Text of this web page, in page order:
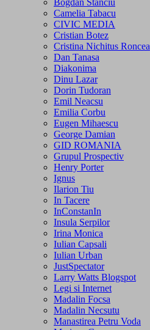
Camelia Tabacu
CIVIC MEDIA
Cristian Botez
Cristina Nichitus Roncea
Dan Tanasa
Diakonima
Dinu Lazar
Dorin Tudoran
Emil Neacsu
Emilia Corbu
Eugen Mihaescu
George Damian
GID ROMANIA
Grupul Prospectiv
Henry Porter
Ignus
Ilarion Tiu
In Tacere
InConstanIn
Insula Serpilor
Irina Monica
Iulian Capsali
Iulian Urban
JustSpectator
Larry Watts Blogspot
Legi si Internet
Madalin Focsa
Madalin Necsutu
Manastirea Petru Voda